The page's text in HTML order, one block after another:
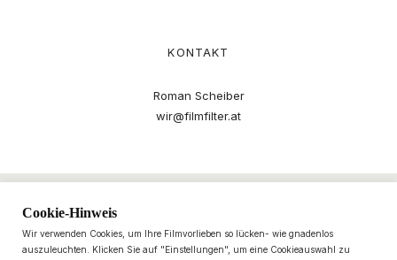
KONTAKT
Roman Scheiber
wir@filmfilter.at
Cookie-Hinweis
Wir verwenden Cookies, um Ihre Filmvorlieben so lücken- wie gnadenlos
auszuleuchten. Klicken Sie auf "Einstellungen", um eine Cookieauswahl zu